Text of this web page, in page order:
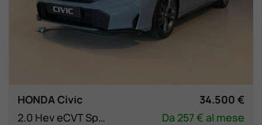
HONDA Civic
34.500 €
2.0 Hev eCVT Sport
Da 257 € al mese